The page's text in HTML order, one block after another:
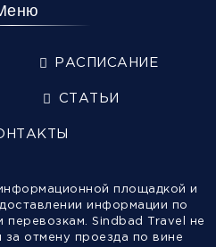
РАСПИСАНИЕ
СТАТЬИ
площадкой и
информации по
Sindbad Travel не
за отмену проезда по вине